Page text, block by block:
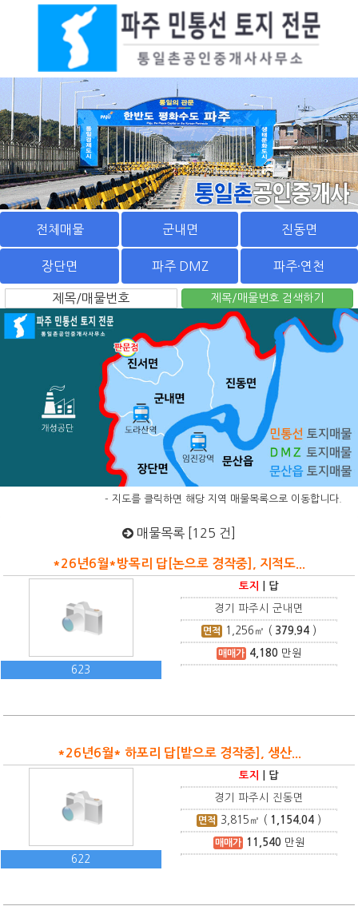
전체매물 군내면 진동면
장단면 파주 DMZ 파주·연천
- 지도를 클릭하면 해당 지역 매물목록으로 이동합니다.
매물목록 [125 건]
*26년6월*방목리 답[논으로 경작중], 지적도...
623
토지 답
경기 파주시 군내면
면적 1,256 ㎡ ( 379.94 )
매매가 4,180만원
*26년6월* 하포리 답[밭으로 경작중], 생산...
622
토지 답
경기 파주시 진동면
면적 3,815 ㎡ ( 1,154.04 )
매매가 11,540만원